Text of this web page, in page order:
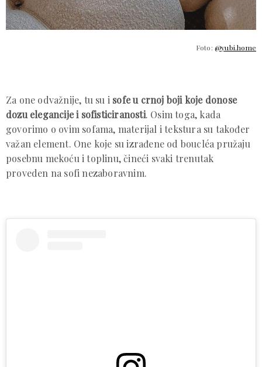
Foto: @yubi.home
Za one odvažnije, tu su i sofe u crnoj boji koje donose
dozu elegancije i sofisticiranosti. Osim toga, kada
govorimo o ovim sofama, materijal i tekstura su također
važan element. One koje su izrađene od boucléa pružaju
posebnu mekoću i toplinu, čineći svaki trenutak
proveden na sofi nezaboravnim.